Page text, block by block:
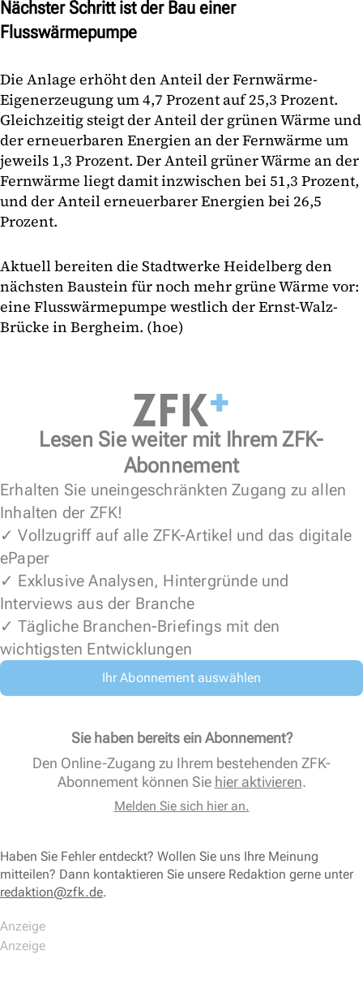
Nächster Schritt ist der Bau einer
Flusswärmepumpe
Die Anlage erhöht den Anteil der Fernwärme-
Eigenerzeugung um 4,7 Prozent auf 25,3 Prozent.
Gleichzeitig steigt der Anteil der grünen Wärme und
der erneuerbaren Energien an der Fernwärme um
jeweils 1,3 Prozent. Der Anteil grüner Wärme an der
Fernwärme liegt damit inzwischen bei 51,3 Prozent,
und der Anteil erneuerbarer Energien bei 26,5
Prozent.
Aktuell bereiten die Stadtwerke Heidelberg den
nächsten Baustein für noch mehr grüne Wärme vor:
eine Flusswärmepumpe westlich der Ernst-Walz-
Brücke in Bergheim. (hoe)
Lesen Sie weiter mit Ihrem ZFK-
Abonnement
Erhalten Sie uneingeschränkten Zugang zu allen
Inhalten der ZFK!
✓ Vollzugriff auf alle ZFK-Artikel und das digitale
ePaper
✓ Exklusive Analysen, Hintergründe und
Interviews aus der Branche
✓ Tägliche Branchen-Briefings mit den
wichtigsten Entwicklungen
Ihr Abonnement auswählen
Sie haben bereits ein Abonnement?
Den Online-Zugang zu Ihrem bestehenden ZFK-
Abonnement können Sie hier aktivieren.
Melden Sie sich hier an.
Haben Sie Fehler entdeckt? Wollen Sie uns Ihre Meinung
mitteilen? Dann kontaktieren Sie unsere Redaktion gerne unter
redaktion@zfk.de.